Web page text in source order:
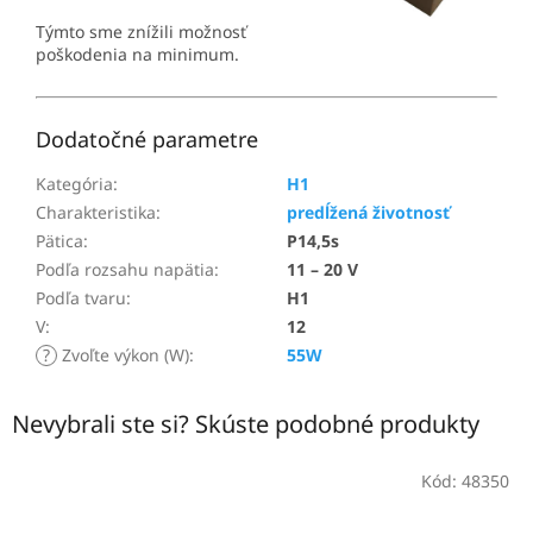
Týmto sme znížili možnosť
poškodenia na minimum.
Dodatočné parametre
Kategória:
H1
Charakteristika:
predĺžená životnosť
Pätica:
P14,5s
Podľa rozsahu napätia:
11 – 20 V
Podľa tvaru:
H1
V:
12
? Zvoľte výkon (W): 55W
Nevybrali ste si? Skúste podobné produkty
Kód: 48350